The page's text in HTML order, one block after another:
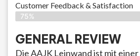
Customer Feedback & Satisfaction​
75%
GENERAL REVIEW
Die AAJK Leinwand ist mit einer